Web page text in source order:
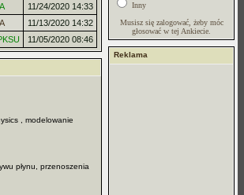
11/24/2020 14:33
11/13/2020 14:32
11/05/2020 08:46
, modelowanie
płynu, przenoszenia
Inny
Musisz się zalogować, żeby móc
głosować w tej Ankiecie.
Reklama